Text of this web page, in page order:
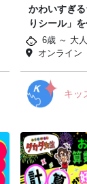
かわいすぎ
りシール」を
6歳 ～ 大人
オンライン
キッ